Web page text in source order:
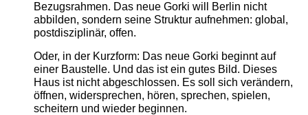
Bezugsrahmen. Das neue Gorki will Berlin nicht
abbilden, sondern seine Struktur aufnehmen: global,
postdisziplinär, offen.
Oder, in der Kurzform: Das neue Gorki beginnt auf
einer Baustelle. Und das ist ein gutes Bild. Dieses
Haus ist nicht abgeschlossen. Es soll sich verändern,
öffnen, widersprechen, hören, sprechen, spielen,
scheitern und wieder beginnen.